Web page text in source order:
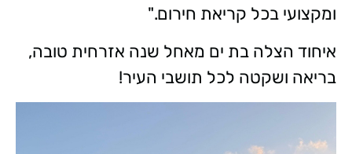
ומקצועי בכל קריאת חירום."
איחוד הצלה בת ים מאחל שנה אזרחית טובה,
בריאה ושקטה לכל תושבי העיר!